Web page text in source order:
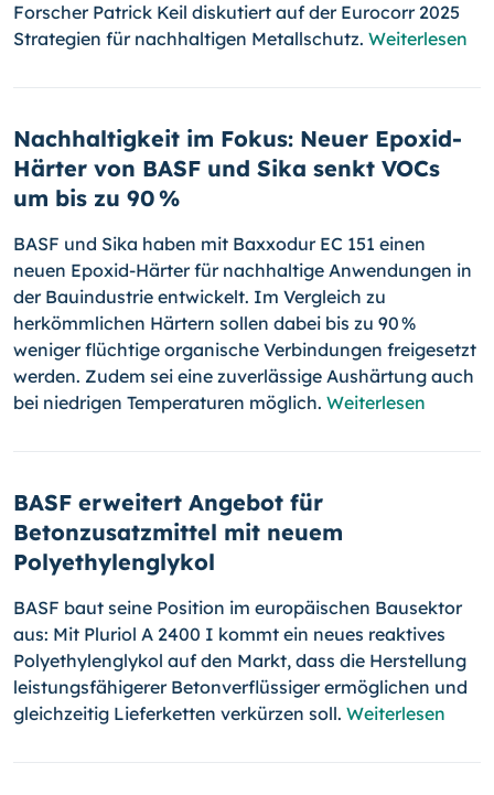
Forscher Patrick Keil diskutiert auf der Eurocorr 2025
Strategien für nachhaltigen Metallschutz. Weiterlesen
Nachhaltigkeit im Fokus: Neuer Epoxid-
Härter von BASF und Sika senkt VOCs
um bis zu 90 %
BASF und Sika haben mit Baxxodur EC 151 einen
neuen Epoxid-Härter für nachhaltige Anwendungen in
der Bauindustrie entwickelt. Im Vergleich zu
herkömmlichen Härtern sollen dabei bis zu 90 %
weniger flüchtige organische Verbindungen freigesetzt
werden. Zudem sei eine zuverlässige Aushärtung auch
bei niedrigen Temperaturen möglich. Weiterlesen
BASF erweitert Angebot für
Betonzusatzmittel mit neuem
Polyethylenglykol
BASF baut seine Position im europäischen Bausektor
aus: Mit Pluriol A 2400 I kommt ein neues reaktives
Polyethylenglykol auf den Markt, dass die Herstellung
leistungsfähigerer Betonverflüssiger ermöglichen und
gleichzeitig Lieferketten verkürzen soll. Weiterlesen